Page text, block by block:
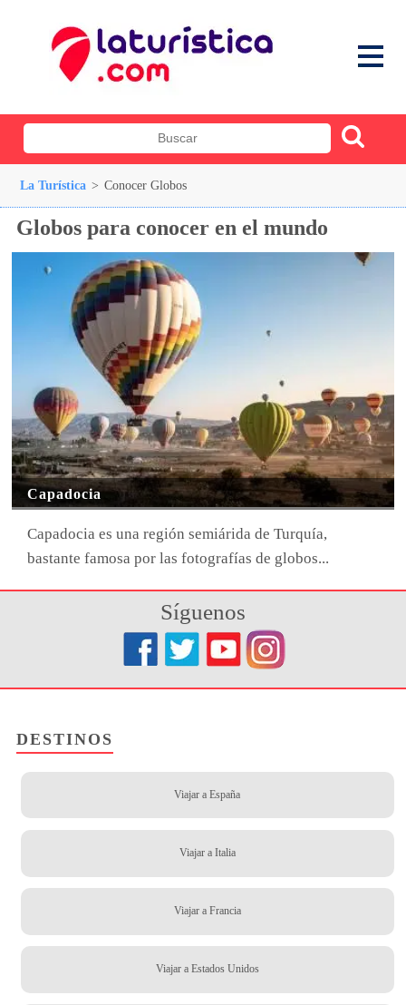
La Turística > Conocer Globos
Globos para conocer en el mundo
Capadocia
Capadocia es una región semiárida de Turquía,
bastante famosa por las fotografías de globos...
Síguenos
DESTINOS
Viajar a España
Viajar a Italia
Viajar a Francia
Viajar a Estados Unidos